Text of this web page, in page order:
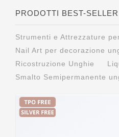
PRODOTTI BEST-SELLER
Strumenti e Attrezzature
Nail Art per decorazione
Ricostruzione Unghie
Smalto Semipermanente